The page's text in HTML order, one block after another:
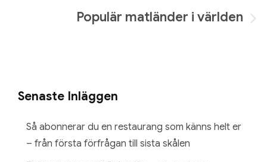
Populär matländer i världen
Senaste Inläggen
Så abonnerar du en restaurang som känns helt er
– från första förfrågan till sista skålen